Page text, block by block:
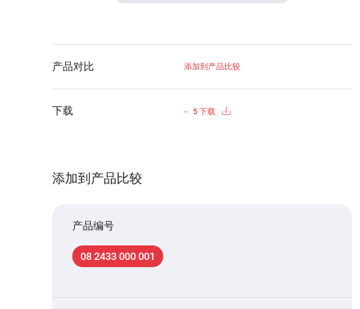
产品对比 添加到产品比较
下载 5 下载
添加到产品比较
产品编号
08 2433 000 001